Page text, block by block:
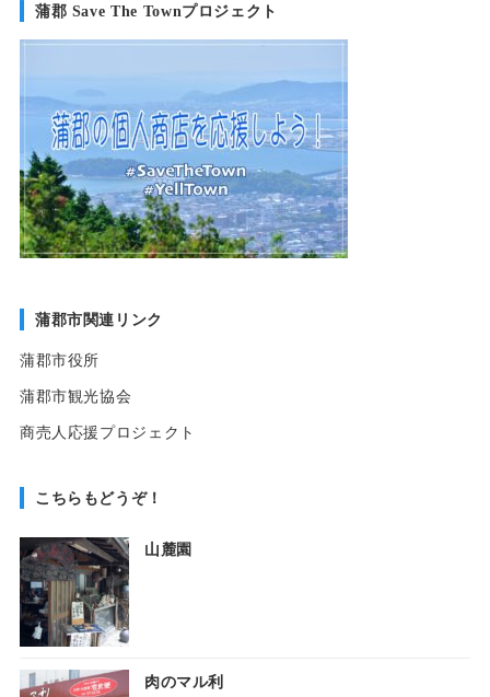
蒲郡 Save The Townプロジェクト
蒲郡市関連リンク
蒲郡市役所
蒲郡市観光協会
商売人応援プロジェクト
こちらもどうぞ！
山麓園
肉のマル利